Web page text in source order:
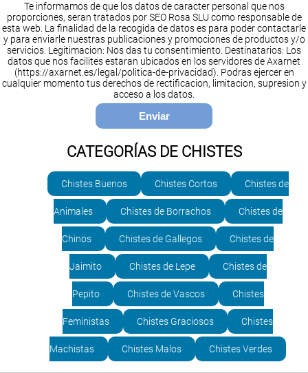
Te informamos de que los datos de caracter personal que nos
proporciones, seran tratados por SEO Rosa SLU como responsable de
esta web. La finalidad de la recogida de datos es para poder contactarle
y para enviarle nuestras publicaciones y promociones de productos y/o
servicios. Legitimacion: Nos das tu consentimiento. Destinatarios: Los
datos que nos facilites estaran ubicados en los servidores de Axarnet
(https://axarnet.es/legal/politica-de-privacidad). Podras ejercer en
cualquier momento tus derechos de rectificacion, limitacion, supresion y
acceso a los datos.
CATEGORÍAS DE CHISTES
Chistes Buenos Chistes Cortos Chistes de
Animales Chistes de Borrachos Chistes de
Chinos Chistes de Gallegos Chistes de
Jaimito Chistes de Lepe Chistes de
Pepito Chistes de Vascos Chistes
Feministas Chistes Graciosos Chistes
Machistas Chistes Malos Chistes Verdes